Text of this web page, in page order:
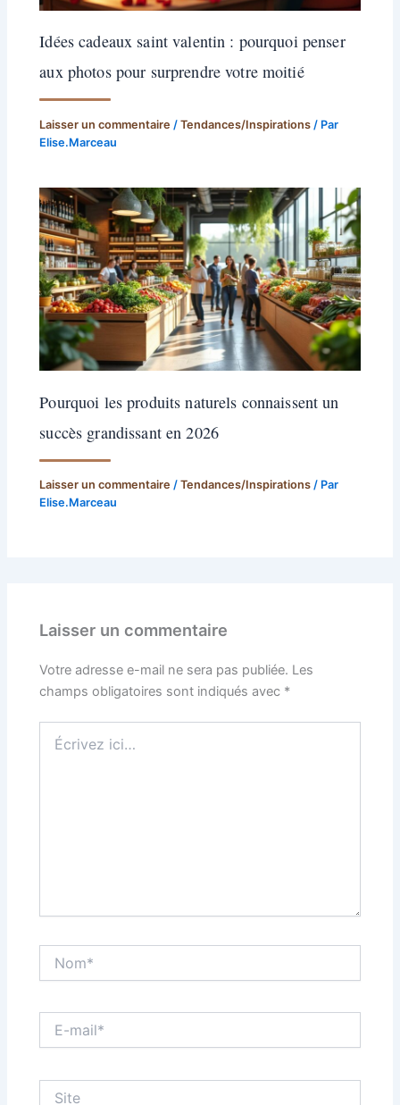
Idées cadeaux saint valentin : pourquoi penser
aux photos pour surprendre votre moitié
Laisser un commentaire /Tendances/Inspirations / Par
Elise.Marceau
Pourquoi les produits naturels connaissent un
succès grandissant en 2026
Laisser un commentaire /Tendances/Inspirations / Par
Elise.Marceau
Laisser un commentaire
Votre adresse e-mail ne sera pas publiée. Les
champs obligatoires sont indiqués avec *
ici…
mail*